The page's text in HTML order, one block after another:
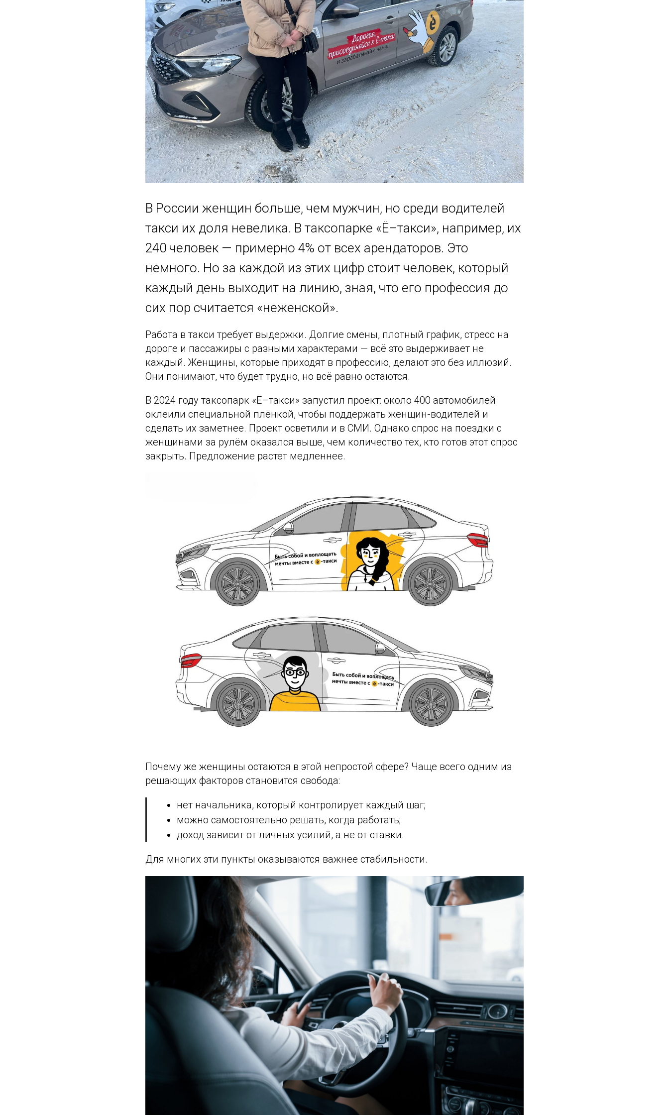
В России женщин больше, чем мужчин, но среди водителей
такси их доля невелика. В таксопарке «Ё–такси», например, их
240 человек — примерно 4% от всех арендаторов. Это
немного. Но за каждой из этих цифр стоит человек, который
каждый день выходит на линию, зная, что его профессия до
сих пор считается «неженской».
Работа в такси требует выдержки. Долгие смены, плотный график, стресс на
дороге и пассажиры с разными характерами — всё это выдерживает не
каждый. Женщины, которые приходят в профессию, делают это без иллюзий.
Они понимают, что будет трудно, но всё равно остаются.
В 2024 году таксопарк «Ё–такси» запустил проект: около 400 автомобилей
оклеили специальной плёнкой, чтобы поддержать женщин-водителей и
сделать их заметнее. Проект осветили и в СМИ. Однако спрос на поездки с
женщинами за рулём оказался выше, чем количество тех, кто готов этот спрос
закрыть. Предложение растёт медленнее.
Почему же женщины остаются в этой непростой сфере? Чаще всего одним из
решающих факторов становится свобода:
нет начальника, который контролирует каждый шаг;
можно самостоятельно решать, когда работать;
доход зависит от личных усилий, а не от ставки.
Для многих эти пункты оказываются важнее стабильности.